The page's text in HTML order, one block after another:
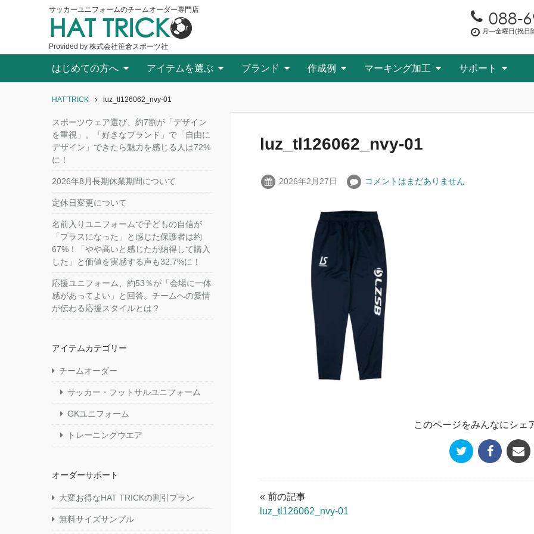
サッカーユニフォームのチームオーダー専門店
HAT TRICK
Provided by 株式会社笹倉スポーツ社
088-
月―金曜日(祝日
はじめての方へ アイテムを選ぶ ブランド 作成例 マーキング加工 サポート
HAT TRICK luz_tl126062_nvy-01
luz_tl126062_nvy-01
2026年2月27日 コメントはまだありません
このページをみんなにシェ
« 前の記事
luz_tl126062_nvy-01
スポーツウェア選び、約7割が「デザイン
を重視」。「好きなブランド」で「自由に
デザイン」できたら魅力を感じる人は72%
に！
2026年8月長期休業期間について
定休日変更について
名前入りユニフォームで子どもの自信が
「プラスになった」と感じた保護者は約
67%！「やや高いと感じたが納得して購入
した」と価値を実感する声も32.7%に！
応援ユニフォーム、約53％が「会場に一体
感があってよい」と回答。チームへの愛情
が伝わる応援スタイルとは？
アイテムカテゴリー
チームオーダー
サッカー・フットサルユニフォーム
GKユニフォーム
トレーニングウエア
オーダーサポート
大変お得なHAT TRICKの割引プラン
無料サイズサンプル